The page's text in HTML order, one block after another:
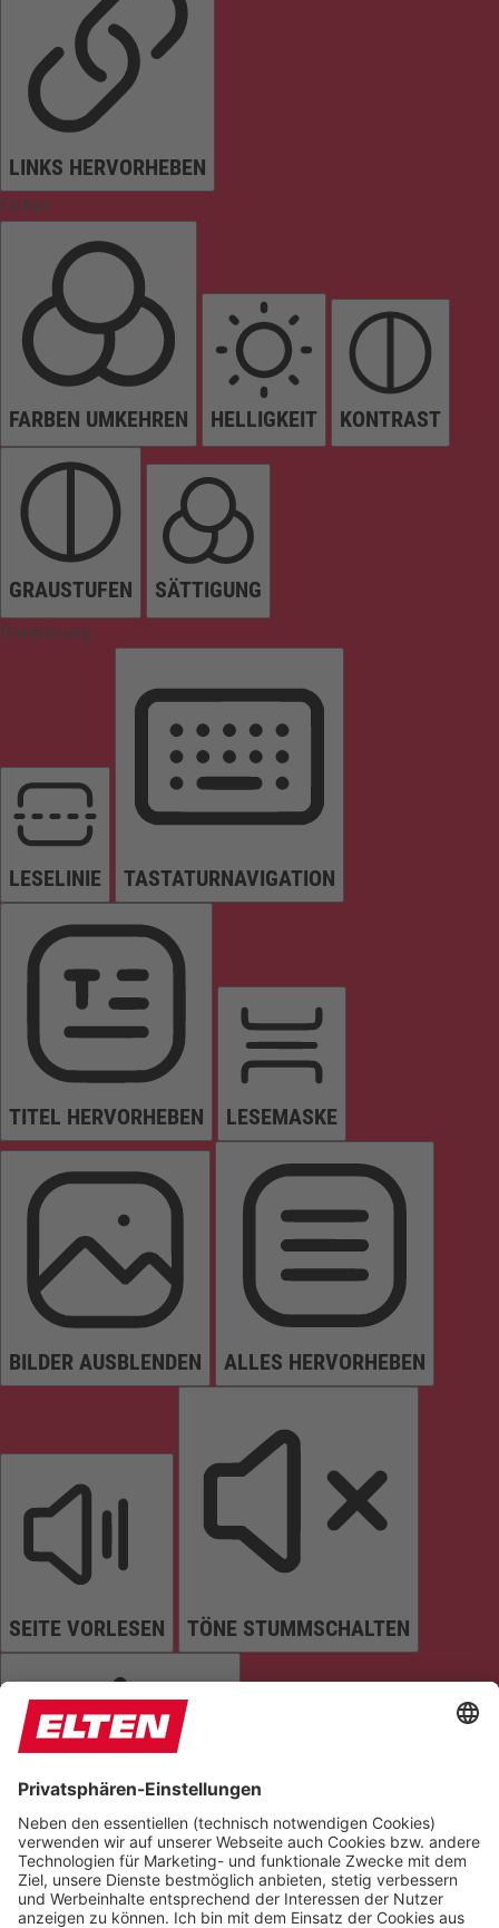
LINKS HERVORHEBEN
Farben
FARBEN UMKEHREN HELLIGKEIT KONTRAST
GRAUSTUFEN SÄTTIGUNG
Orientierung
LESELINIE TASTATURNAVIGATION
TITEL HERVORHEBEN LESEMASKE
BILDER AUSBLENDEN ALLES HERVORHEBEN
SEITE VORLESEN TÖNE STUMMSCHALTEN
ANIMATIONEN STOPPEN